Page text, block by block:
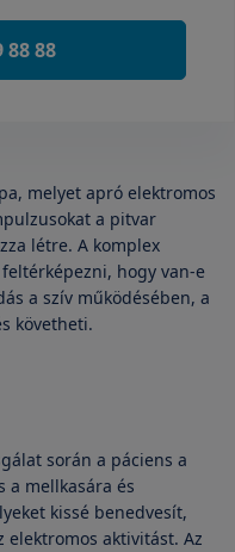
88 88
melyet apró elektromos
a pitvar
létre. A komplex
hogy van-e
a szív működésében, a
követheti.
során a páciens a
a mellkasára és
kissé benedvesít,
elektromos aktivitást. Az